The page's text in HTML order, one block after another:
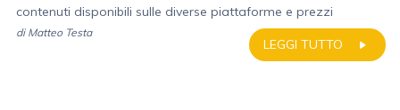
contenuti disponibili sulle diverse piattaforme e prezzi
LEGGI TUTTO
di Matteo Testa